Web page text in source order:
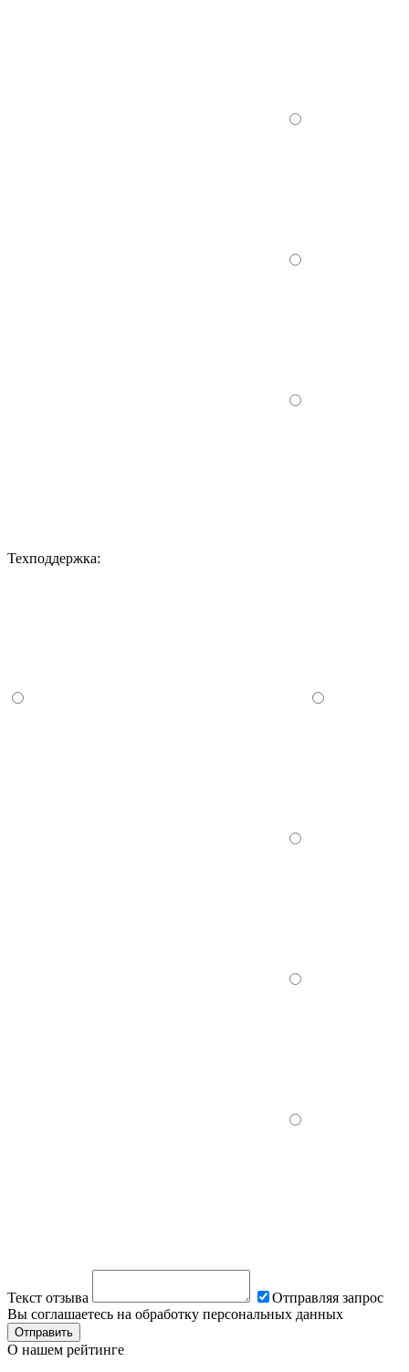
Техподдержка:
Текст отзыва
Отправляя запрос
Вы соглашаетесь на обработку персональных данных
Отправить
О нашем рейтинге